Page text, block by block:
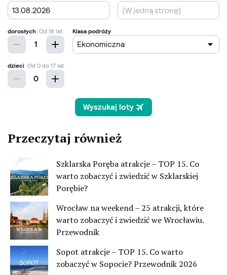
Przeczytaj również
Szklarska Poręba atrakcje – TOP 15. Co
warto zobaczyć i zwiedzić w Szklarskiej
Porębie?
Wrocław na weekend – 25 atrakcji, które
warto zobaczyć i zwiedzić we Wrocławiu.
Przewodnik
Sopot atrakcje – TOP 15. Co warto
zobaczyć w Sopocie? Przewodnik 2026